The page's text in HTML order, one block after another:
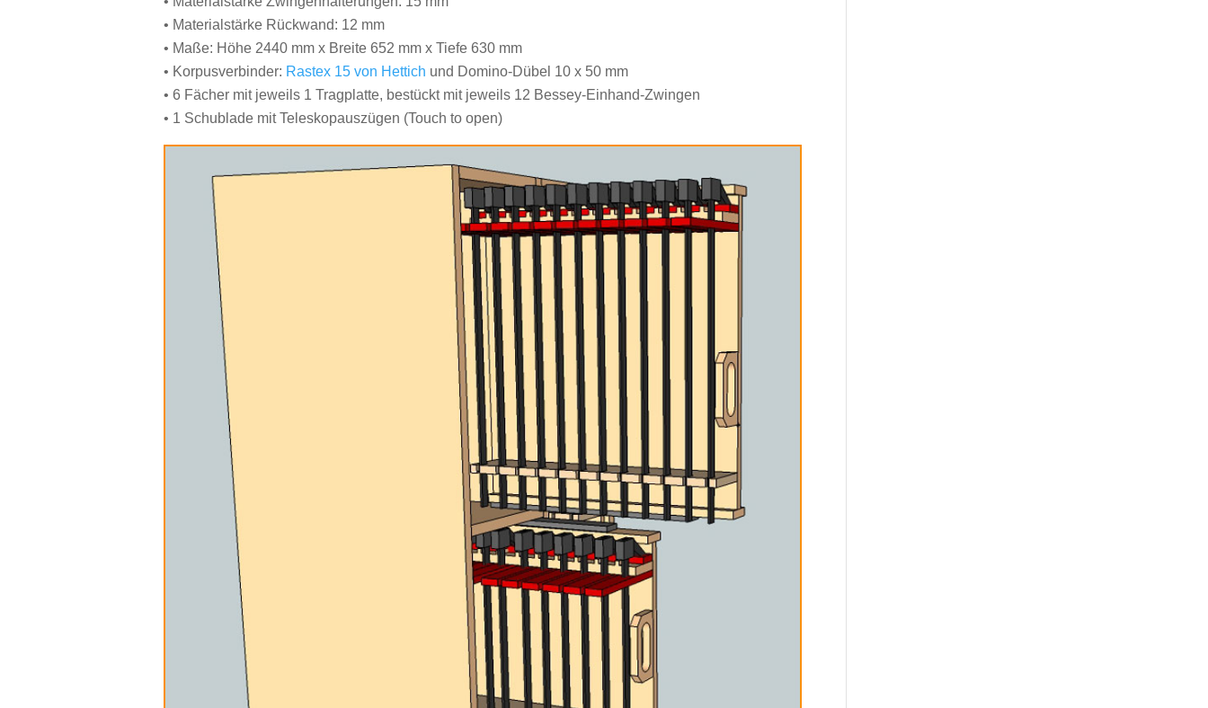
• Materialstärke Rückwand: 12 mm
• Maße: Höhe 2440 mm x Breite 652 mm x Tiefe 630 mm
• Korpusverbinder: Rastex 15 von Hettich und Domino-Dübel 10 x 50 mm
• 6 Fächer mit jeweils 1 Tragplatte, bestückt mit jeweils 12 Bessey-Einhand-Zwingen
• 1 Schublade mit Teleskopauszügen (Touch to open)